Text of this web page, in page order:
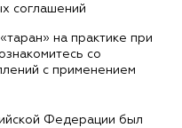
соглашений
на практике при
со
с применением
Федерации был